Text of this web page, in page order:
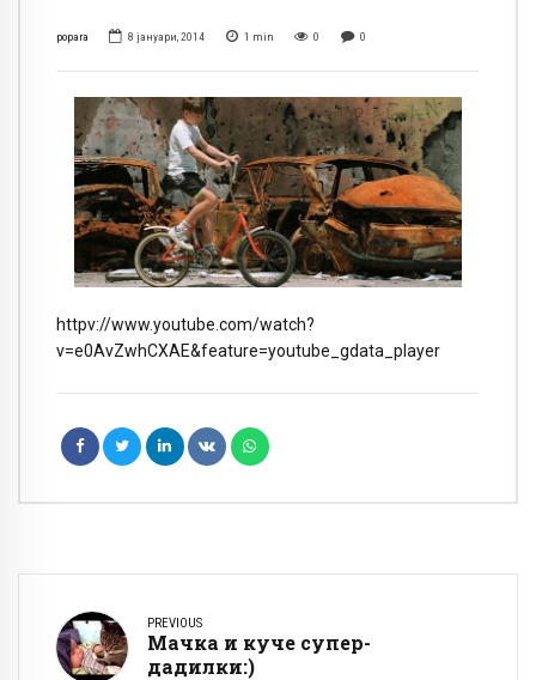
popara 8 јануари, 2014 1 min 0 0
httpv://www.youtube.com/watch?
v=e0AvZwhCXAE&feature=youtube_gdata_player
PREVIOUS
Мачка и куче супер-
дадилки:)